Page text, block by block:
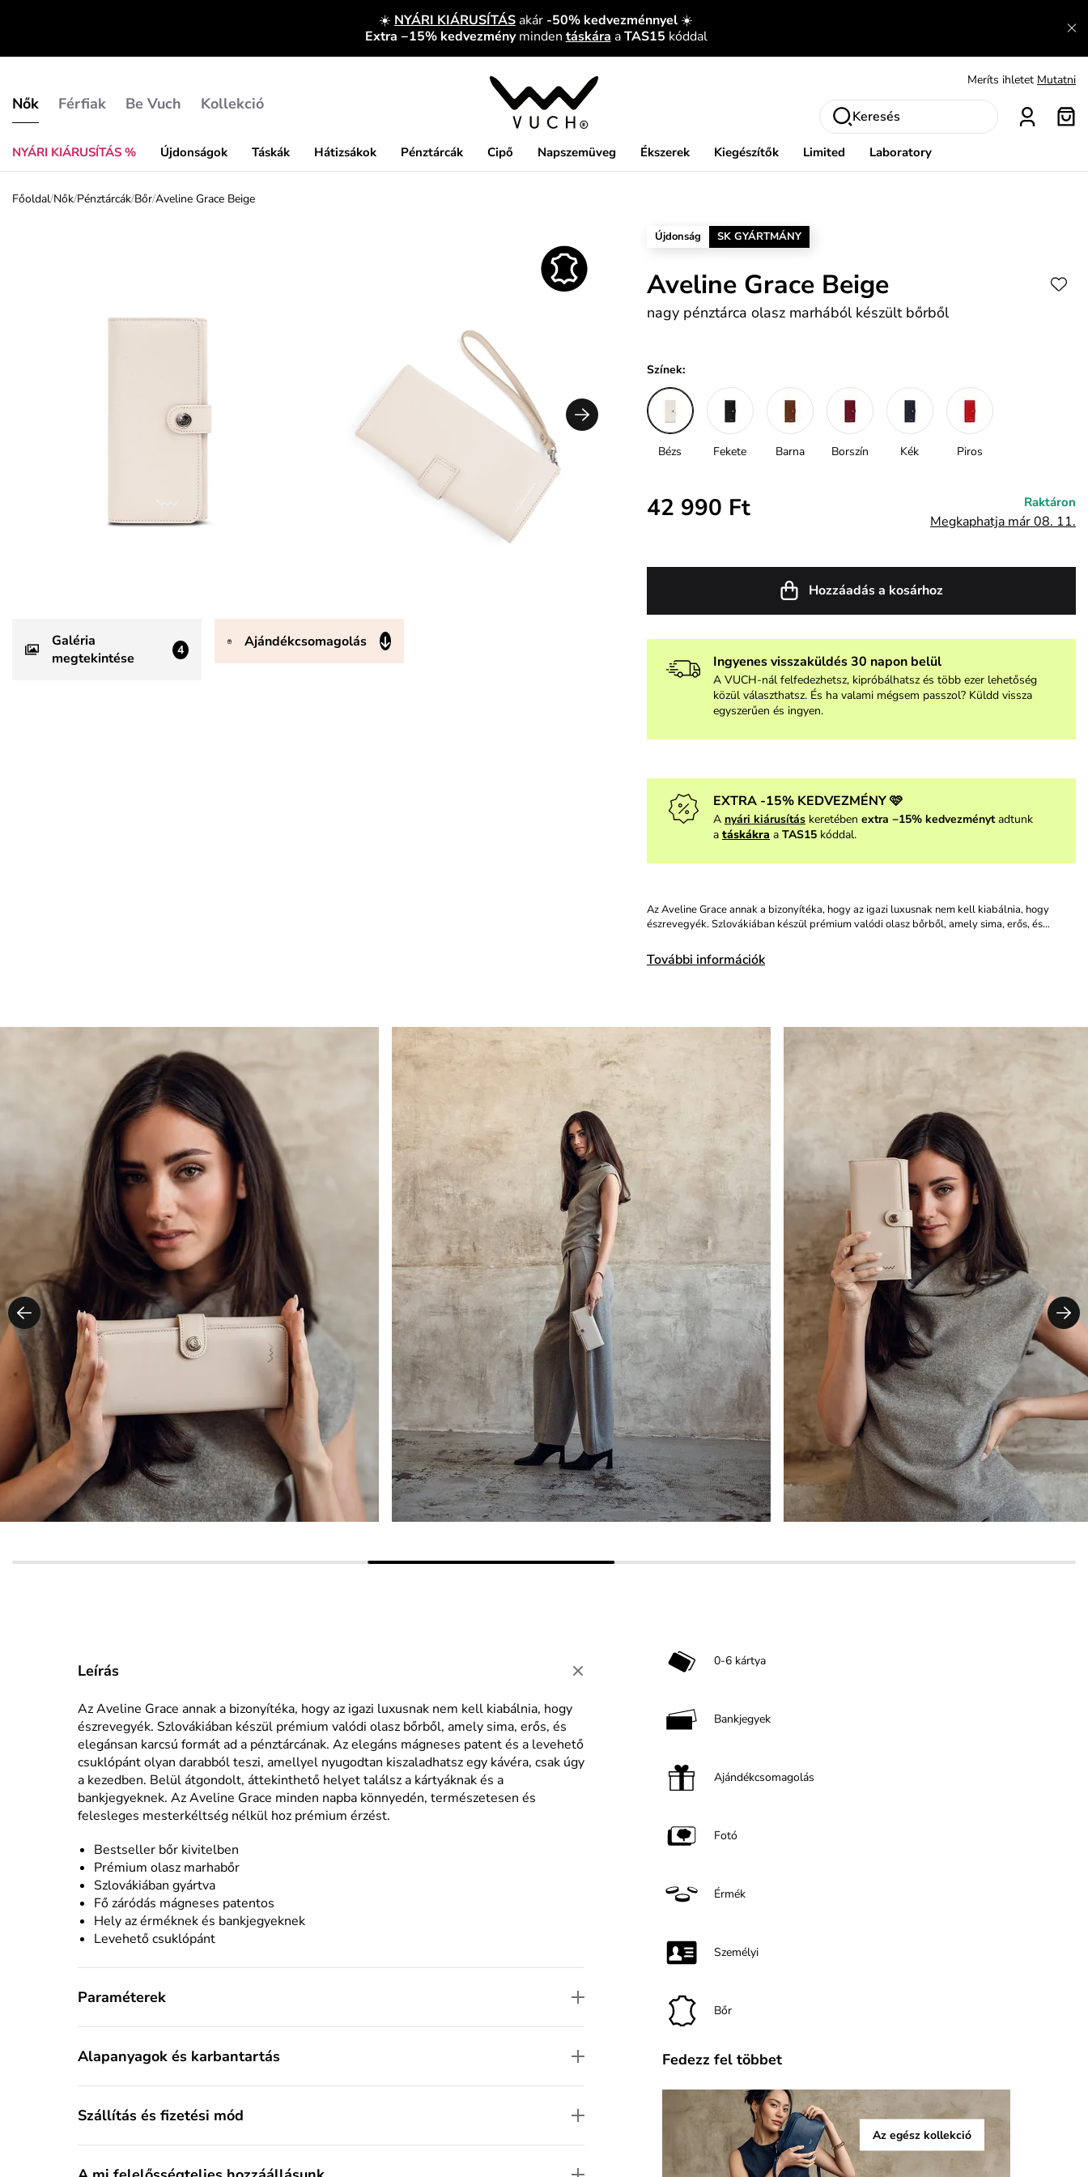
☀️ NYÁRI KIÁRUSÍTÁSakár -50% kedvezménnyel ☀️
Extra −15% kedvezményminden táskára aTAS15 kóddal
Nők
NYÁRI KIÁRUSÍTÁS % Újdonságok Táskák Hátizsákok Pénztárcák Cipő Napszemüveg Ékszerek Kiegészítők Limited Laboratory
Férfiak Be Vuch Kollekció
Meríts ihletet Mutatni
Ingyenes csere és visszaküldés Megtekintés
Keresés
Főoldal/Nők/Pénztárcák/Bőr/Aveline Grace Beige
Galéria
megtekintése
4 Ajándékcsomagolás
Újdonság SK GYÁRTMÁNY
Aveline Grace Beige
nagy pénztárca olasz marhából készült bőrből
Színek:
Bézs Fekete Barna Borszín Kék Piros
42 990 Ft Raktáron
Megkaphatja már 08. 11.
Hozzáadás a kosárhoz
Ingyenes visszaküldés 30 napon belül
A VUCH-nál felfedezhetsz, kipróbálhatsz és több ezer lehetőség
közül választhatsz. És ha valami mégsem passzol? Küldd vissza
egyszerűen és ingyen.
EXTRA -15% KEDVEZMÉNY 🩷
A nyári kiárusítás keretében extra −15% kedvezménytadtunk
a táskákra a TAS15kóddal.
Az Aveline Grace annak a bizonyítéka, hogy az igazi luxusnak nem kell kiabálnia, hogy
észrevegyék. Szlovákiában készül prémium valódi olasz bőrből, amely sima, erős, és…
További információk
Leírás
Az Aveline Grace annak a bizonyítéka, hogy az igazi luxusnak nem kell kiabálnia, hogy
észrevegyék. Szlovákiában készül prémium valódi olasz bőrből, amely sima, erős, és
elegánsan karcsú formát ad a pénztárcának. Az elegáns mágneses patent és a levehető
csuklópánt olyan darabból teszi, amellyel nyugodtan kiszaladhatsz egy kávéra, csak úgy
a kezedben. Belül átgondolt, áttekinthető helyet találsz a kártyáknak és a
bankjegyeknek. Az Aveline Grace minden napba könnyedén, természetesen és
felesleges mesterkéltség nélkül hoz prémium érzést.
Bestseller bőr kivitelben
Prémium olasz marhabőr
Szlovákiában gyártva
Fő záródás mágneses patentos
Hely az érméknek és bankjegyeknek
Levehető csuklópánt
Paraméterek
Alapanyagok és karbantartás
Szállítás és fizetési mód
0-6 kártya
Bankjegyek
Ajándékcsomagolás
Fotó
Érmék
Személyi
Bőr
Fedezz fel többet
Az egész kollekció